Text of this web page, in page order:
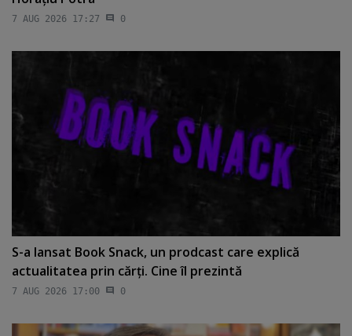
7 AUG 2026 17:27 0
S-a lansat Book Snack, un prodcast care explică
actualitatea prin cărţi. Cine îl prezintă
7 AUG 2026 17:00 0